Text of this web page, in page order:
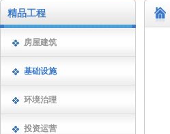
精品工程
房屋建筑
基础设施
环境治理
投资运营